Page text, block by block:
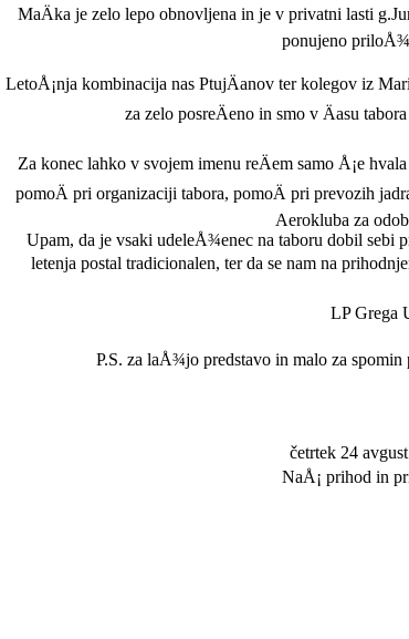
MaÄka je zelo lepo obnovljena in je v privatni lasti
ponujeno
LetoÅ¡nja kombinacija nas PtujÄanov ter kolegov iz
za zelo posreÄeno in smo v Äasu
Za konec lahko v svojem imenu reÄem samo Å¡e
pomoÄ pri organizaciji tabora, pomoÄ pri prevozih
Aerokluba za
Upam, da je vsaki udeleÅ¾enec na taboru dobil sebi
letenja postal tradicionalen, ter da se nam na
LP Grega
P.S. za laÅ¾jo predstavo in malo za
četrtek 24
NaÅ¡ prihod in